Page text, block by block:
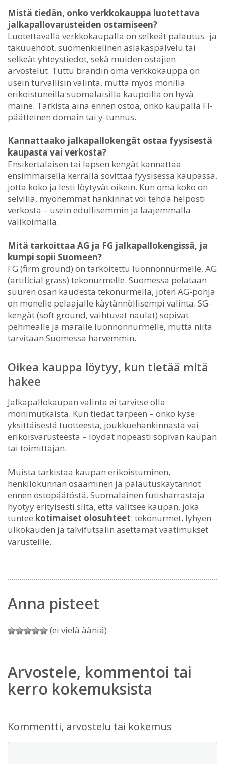
Mistä tiedän, onko verkkokauppa luotettava
jalkapallovarusteiden ostamiseen?
Luotettavalla verkkokaupalla on selkeät palautus- ja
takuuehdot, suomenkielinen asiakaspalvelu tai
selkeät yhteystiedot, sekä muiden ostajien
arvostelut. Tuttu brändin oma verkkokauppa on
usein turvallisin valinta, mutta myös monilla
erikoistuneilla suomalaisilla kaupoilla on hyvä
maine. Tarkista aina ennen ostoa, onko kaupalla FI-
päätteinen domain tai y-tunnus.
Kannattaako jalkapallokengät ostaa fyysisestä
kaupasta vai verkosta?
Ensikertalaisen tai lapsen kengät kannattaa
ensimmäisellä kerralla sovittaa fyysisessä kaupassa,
jotta koko ja lesti löytyvät oikein. Kun oma koko on
selvillä, myöhemmät hankinnat voi tehdä helposti
verkosta – usein edullisemmin ja laajemmalla
valikoimalla.
Mitä tarkoittaa AG ja FG jalkapallokengissä, ja
kumpi sopii Suomeen?
FG (firm ground) on tarkoitettu luonnonnurmelle, AG
(artificial grass) tekonurmelle. Suomessa pelataan
suuren osan kaudesta tekonurmella, joten AG-pohja
on monelle pelaajalle käytännöllisempi valinta. SG-
kengät (soft ground, vaihtuvat naulat) sopivat
pehmeälle ja märälle luonnonnurmelle, mutta niitä
tarvitaan Suomessa harvemmin.
Oikea kauppa löytyy, kun tietää mitä
hakee
Jalkapallokaupan valinta ei tarvitse olla
monimutkaista. Kun tiedät tarpeen – onko kyse
yksittäisestä tuotteesta, joukkuehankinnasta vai
erikoisvarusteesta – löydät nopeasti sopivan kaupan
tai toimittajan.
Muista tarkistaa kaupan erikoistuminen,
henkilökunnan osaaminen ja palautuskäytännöt
ennen ostopäätöstä. Suomalainen futisharrastaja
hyötyy erityisesti siitä, että valitsee kaupan, joka
tuntee kotimaiset olosuhteet: tekonurmet, lyhyen
ulkokauden ja talvifutsalin asettamat vaatimukset
varusteille.
Anna pisteet
(ei vielä ääniä)
Arvostele, kommentoi tai
kerro kokemuksista
Kommentti, arvostelu tai kokemus